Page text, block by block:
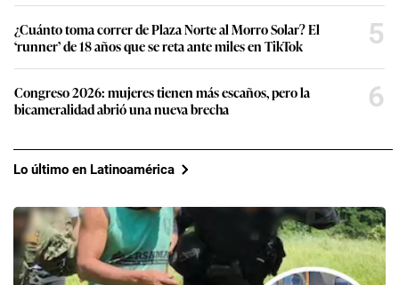
¿Cuánto toma correr de Plaza Norte al Morro Solar? El
‘runner’ de 18 años que se reta ante miles en TikTok
5
Congreso 2026: mujeres tienen más escaños, pero la
bicameralidad abrió una nueva brecha
6
Lo último en Latinoamérica